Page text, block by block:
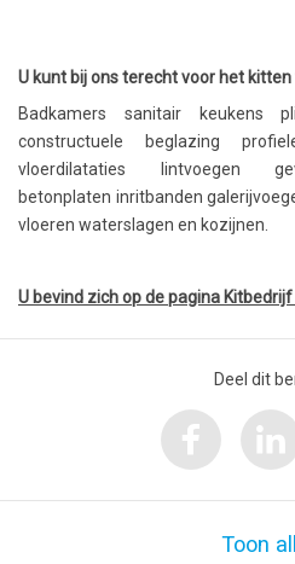
U kunt bij ons terecht voor het kitten
Badkamers sanitair keukens
constructuele beglazing
vloerdilataties lintvoegen
betonplaten inritbanden
vloeren waterslagen en kozijnen.
U bevind zich op de pagina
Deel dit
Toon